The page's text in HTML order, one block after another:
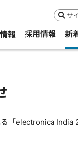
検索
報 採用情報 新
electronica India